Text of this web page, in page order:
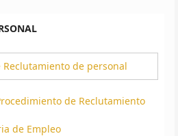
de personal
de Reclutamiento
de Empleo